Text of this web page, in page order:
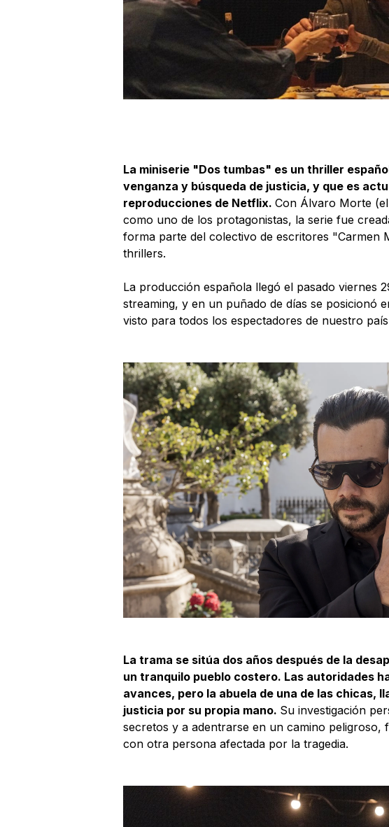
La miniserie "Dos tumbas" es un thriller
venganza y búsqueda de justicia, y que es
reproducciones de Netflix. Con Álvaro Morte (el
como uno de los protagonistas, la serie fue
forma parte del colectivo de escritores "Carmen
thrillers.
La producción española llegó el pasado viernes
streaming, y en un puñado de días se posicionó
visto para todos los espectadores de nuestro país
La trama se sitúa dos años después de la
un tranquilo pueblo costero. Las autoridades
avances, pero la abuela de una de las chicas,
justicia por su propia mano. Su investigación
secretos y a adentrarse en un camino peligroso,
con otra persona afectada por la tragedia.